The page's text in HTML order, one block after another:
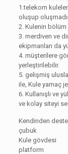
1.telekom
oluşup
2. Kulenin bölüm
3. merdiven ve
ekipmanları da
4. müşterilere
yerleştirilebilir.
5. gelişmiş
ile, Kule yamaç
6. Kullanışlı ve
ve kolay siteyi
Kendinden
çubuk
Kule gövdesi
platform